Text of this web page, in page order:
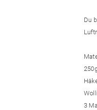
Du
3